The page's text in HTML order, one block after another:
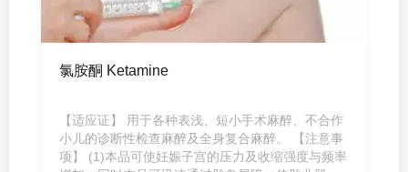
氯胺酮 Ketamine
【适应证】 用于各种表浅、短小手术麻醉、不合作
小儿的诊断性检查麻醉及全身复合麻醉。 【注意事
项】 (1)本品可使妊娠子宫的压力及收缩强度与频率